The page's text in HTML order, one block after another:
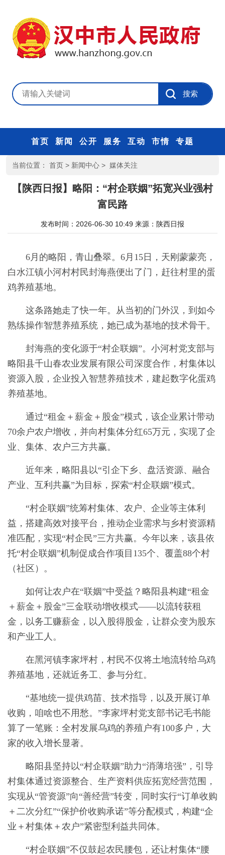
首页 新闻 公开 服务 互动 市情 专题
当前位置： 首页 > 新闻中心 > 媒体关注
【陕西日报】略阳：“村企联姻”拓宽兴业强村
富民路
发布时间：2026-06-30 10:49 来源： 陕西日报
6月的略阳，青山叠翠。6月15日，天刚蒙蒙亮，
白水江镇小河村村民封海燕便出了门，赶往村里的蛋
鸡养殖基地。
这条路她走了快一年。从当初的门外汉，到如今
熟练操作智慧养殖系统，她已成为基地的技术骨干。
封海燕的变化源于“村企联姻”。小河村党支部与
略阳县千山春农业发展有限公司深度合作，村集体以
资源入股，企业投入智慧养殖技术，建起数字化蛋鸡
养殖基地。
通过“租金＋薪金＋股金”模式，该企业累计带动
70余户农户增收，并向村集体分红65万元，实现了企
业、集体、农户三方共赢。
近年来，略阳县以“引企下乡、盘活资源、融合
产业、互利共赢”为目标，探索“村企联姻”模式。
“村企联姻”统筹村集体、农户、企业等主体利
益，搭建高效对接平台，推动企业需求与乡村资源精
准匹配，实现“村企民”三方共赢。今年以来，该县依
托“村企联姻”机制促成合作项目135个、覆盖88个村
（社区）。
如何让农户在“联姻”中受益？略阳县构建“租金
＋薪金＋股金”三金联动增收模式——以流转获租
金，以务工赚薪金，以入股得股金，让群众变为股东
和产业工人。
在黑河镇李家坪村，村民不仅将土地流转给乌鸡
养殖基地，还就近务工、参与分红。
“基地统一提供鸡苗、技术指导，以及开展订单
收购，咱啥也不用愁。”李家坪村党支部书记毛书能
算了一笔账：全村发展乌鸡的养殖户有100多户，大
家的收入增长显著。
略阳县坚持以“村企联姻”助力“消薄培强”，引导
村集体通过资源整合、生产资料供应拓宽经营范围，
实现从“管资源”向“善经营”转变，同时实行“订单收购
＋二次分红”“保护价收购承诺”等分配模式，构建“企
业＋村集体＋农户”紧密型利益共同体。
“村企联姻”不仅鼓起农民腰包，还让村集体“腰